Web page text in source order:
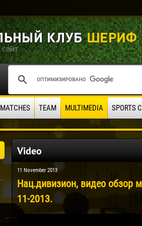
MATCHES TEAM MULTIMEDIA SPORTS
Video
11 November 2013
Нац.дивизион, видео обзор
11-2013.